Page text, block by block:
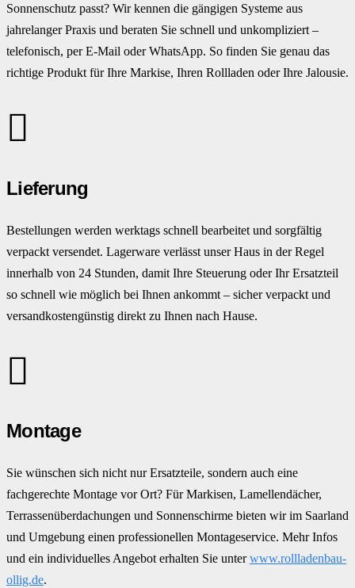
Sonnenschutz passt? Wir kennen die gängigen Systeme aus
jahrelanger Praxis und beraten Sie schnell und unkompliziert –
telefonisch, per E-Mail oder WhatsApp. So finden Sie genau das
richtige Produkt für Ihre Markise, Ihren Rollladen oder Ihre Jalousie.
Lieferung
Bestellungen werden werktags schnell bearbeitet und sorgfältig
verpackt versendet. Lagerware verlässt unser Haus in der Regel
innerhalb von 24 Stunden, damit Ihre Steuerung oder Ihr Ersatzteil
so schnell wie möglich bei Ihnen ankommt – sicher verpackt und
versandkostengünstig direkt zu Ihnen nach Hause.
Montage
Sie wünschen sich nicht nur Ersatzteile, sondern auch eine
fachgerechte Montage vor Ort? Für Markisen, Lamellendächer,
Terrassenüberdachungen und Sonnenschirme bieten wir im Saarland
und Umgebung einen professionellen Montageservice. Mehr Infos
und ein individuelles Angebot erhalten Sie unterwww.rollladenbau-
ollig.de.